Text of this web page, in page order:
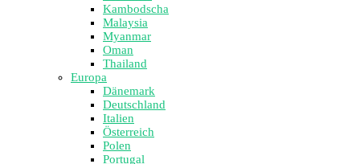
Kambodscha
Malaysia
Myanmar
Oman
Thailand
Europa
Dänemark
Deutschland
Italien
Österreich
Polen
Portugal